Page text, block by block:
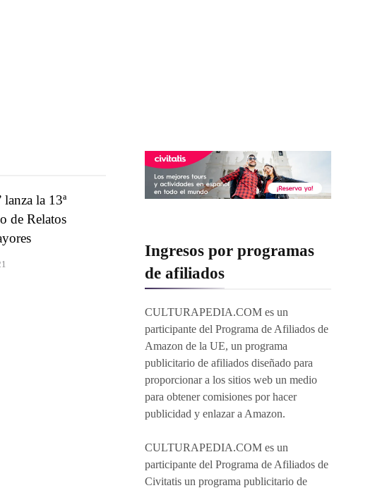
la 13ª
de Relatos
Ingresos por programas
de afiliados
CULTURAPEDIA.COM es un
participante del Programa de Afiliados de
Amazon de la UE, un programa
publicitario de afiliados diseñado para
proporcionar a los sitios web un medio
para obtener comisiones por hacer
publicidad y enlazar a Amazon.
CULTURAPEDIA.COM es un
participante del Programa de Afiliados de
Civitatis un programa publicitario de